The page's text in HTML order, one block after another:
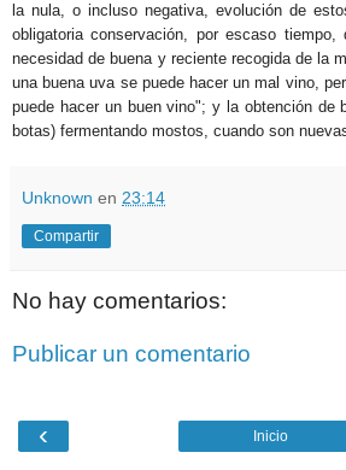
la nula, o incluso negativa, evolución de
obligatoria conservación, por escaso
necesidad de buena y reciente recogida de la
una buena uva se puede hacer un mal vino,
puede hacer un buen vino"; y la obtención de
botas) fermentando mostos, cuando son
Unknown en 23:14
Compartir
No hay comentarios:
Publicar un comentario
‹ Inicio